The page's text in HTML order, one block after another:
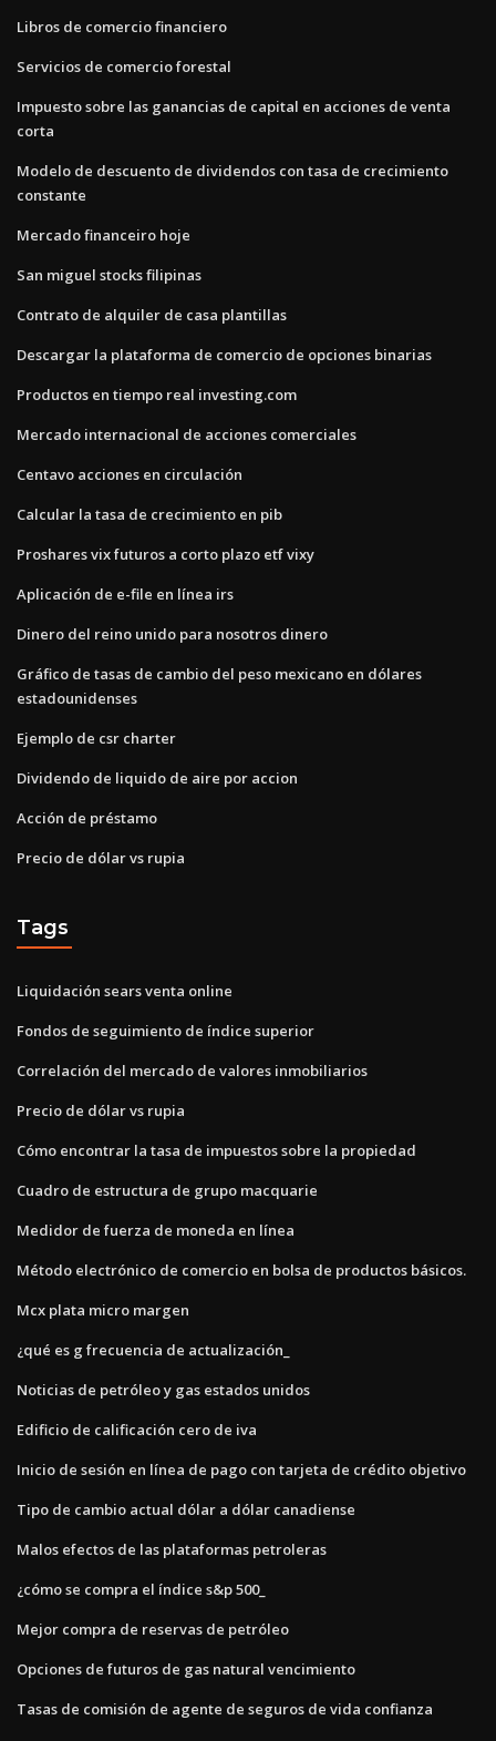
Libros de comercio financiero
Servicios de comercio forestal
Impuesto sobre las ganancias de capital en acciones de venta
corta
Modelo de descuento de dividendos con tasa de crecimiento
constante
Mercado financeiro hoje
San miguel stocks filipinas
Contrato de alquiler de casa plantillas
Descargar la plataforma de comercio de opciones binarias
Productos en tiempo real investing.com
Mercado internacional de acciones comerciales
Centavo acciones en circulación
Calcular la tasa de crecimiento en pib
Proshares vix futuros a corto plazo etf vixy
Aplicación de e-file en línea irs
Dinero del reino unido para nosotros dinero
Gráfico de tasas de cambio del peso mexicano en dólares
estadounidenses
Ejemplo de csr charter
Dividendo de liquido de aire por accion
Acción de préstamo
Precio de dólar vs rupia
Tags
Liquidación sears venta online
Fondos de seguimiento de índice superior
Correlación del mercado de valores inmobiliarios
Precio de dólar vs rupia
Cómo encontrar la tasa de impuestos sobre la propiedad
Cuadro de estructura de grupo macquarie
Medidor de fuerza de moneda en línea
Método electrónico de comercio en bolsa de productos básicos.
Mcx plata micro margen
¿qué es g frecuencia de actualización_
Noticias de petróleo y gas estados unidos
Edificio de calificación cero de iva
Inicio de sesión en línea de pago con tarjeta de crédito objetivo
Tipo de cambio actual dólar a dólar canadiense
Malos efectos de las plataformas petroleras
¿cómo se compra el índice s&p 500_
Mejor compra de reservas de petróleo
Opciones de futuros de gas natural vencimiento
Tasas de comisión de agente de seguros de vida confianza